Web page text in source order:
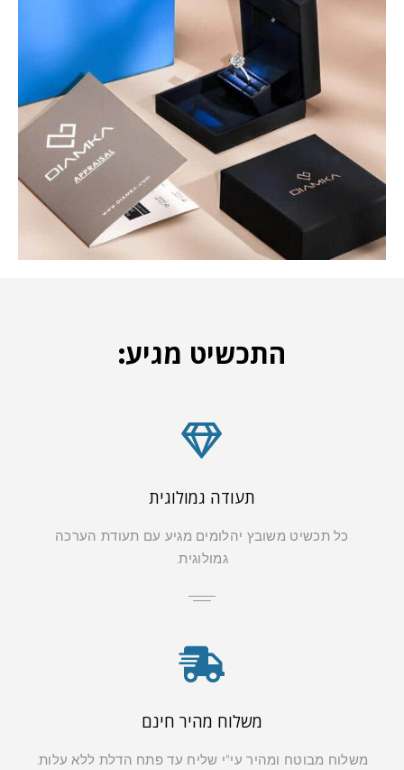
התכשיט מגיע:
תעודה גמולוגית
כל תכשיט משובץ יהלומים מגיע עם תעודת הערכה
גמולוגית.
משלוח מהיר חינם
משלוח מבוטח ומהיר עי"י שליח עד פתח הדלת ללא עלות.